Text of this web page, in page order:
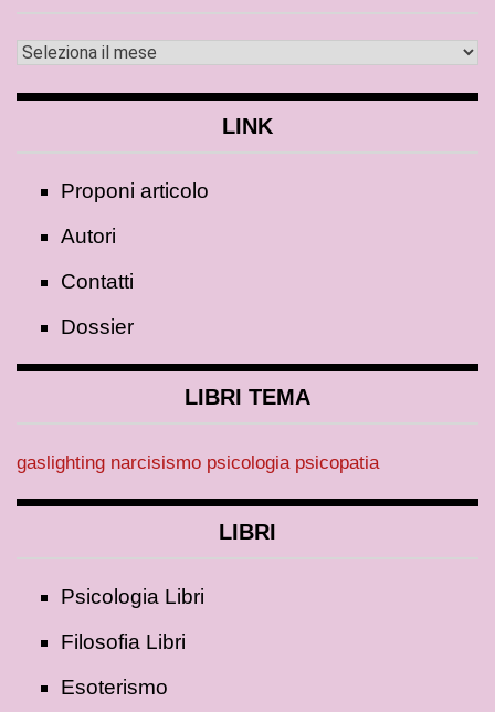
LINK
Proponi articolo
Autori
Contatti
Dossier
LIBRI TEMA
gaslighting narcisismo psicologia psicopatia
LIBRI
Psicologia Libri
Filosofia Libri
Esoterismo